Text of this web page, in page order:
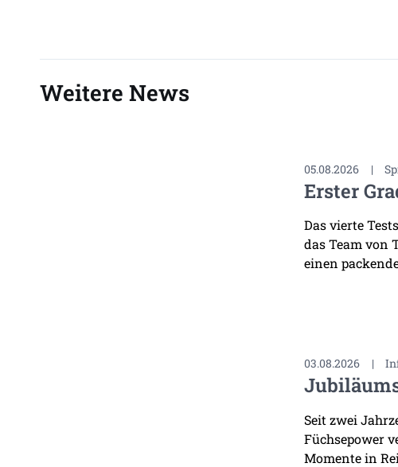
Weitere News
05.08.2026 |
Erster
Das vierte
das Team von
einen
03.08.2026 |
Seit zwei
Füchsepower
Momente in